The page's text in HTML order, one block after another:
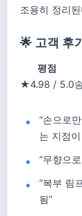
조용히 정리
🌟 고객 후
평점
★4.98 / 5.0
“손으로
는 지점
“무향으
“복부 림
됨”